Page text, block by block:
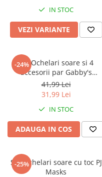
IN STOC
VEZI VARIANTE
-24%
Set Ochelari soare si 4
accesorii par Gabby's
Dollhouse
41,99 Lei
31,99 Lei
IN STOC
ADAUGA IN COS
-25%
Set Ochelari soare cu toc PJ
Masks